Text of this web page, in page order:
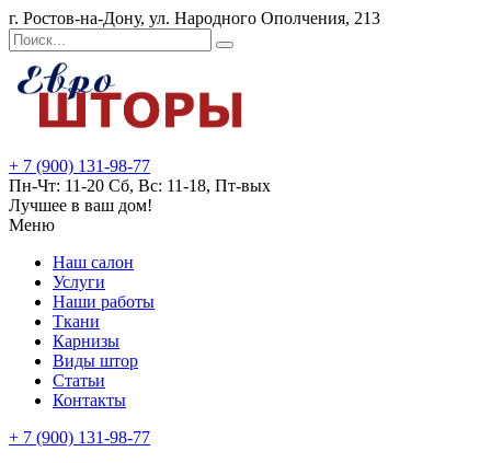
г. Ростов-на-Дону, ул. Народного Ополчения, 213
+ 7 (900) 131-98-77
Пн-Чт: 11-20 Сб, Вс: 11-18, Пт-вых
Лучшее в ваш дом!
Меню
Наш салон
Услуги
Наши работы
Ткани
Карнизы
Виды штор
Статьи
Контакты
+ 7 (900) 131-98-77